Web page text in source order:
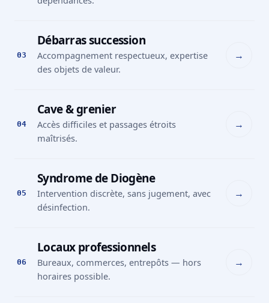
03
Débarras succession
Accompagnement respectueux, expertise
des objets de valeur.
→
04
Cave & grenier
Accès difficiles et passages étroits
maîtrisés.
→
05
Syndrome de Diogène
Intervention discrète, sans jugement, avec
désinfection.
→
06
Locaux professionnels
Bureaux, commerces, entrepôts — hors
horaires possible.
→